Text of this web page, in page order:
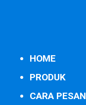
HOME
PRODUK
CARA PESAN